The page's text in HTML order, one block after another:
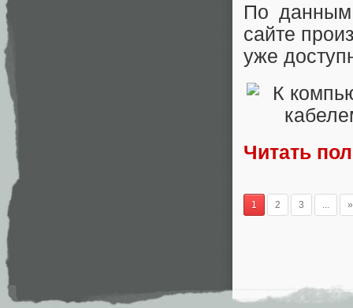
По
сайте
уже
Читать
1 2 3 ... »